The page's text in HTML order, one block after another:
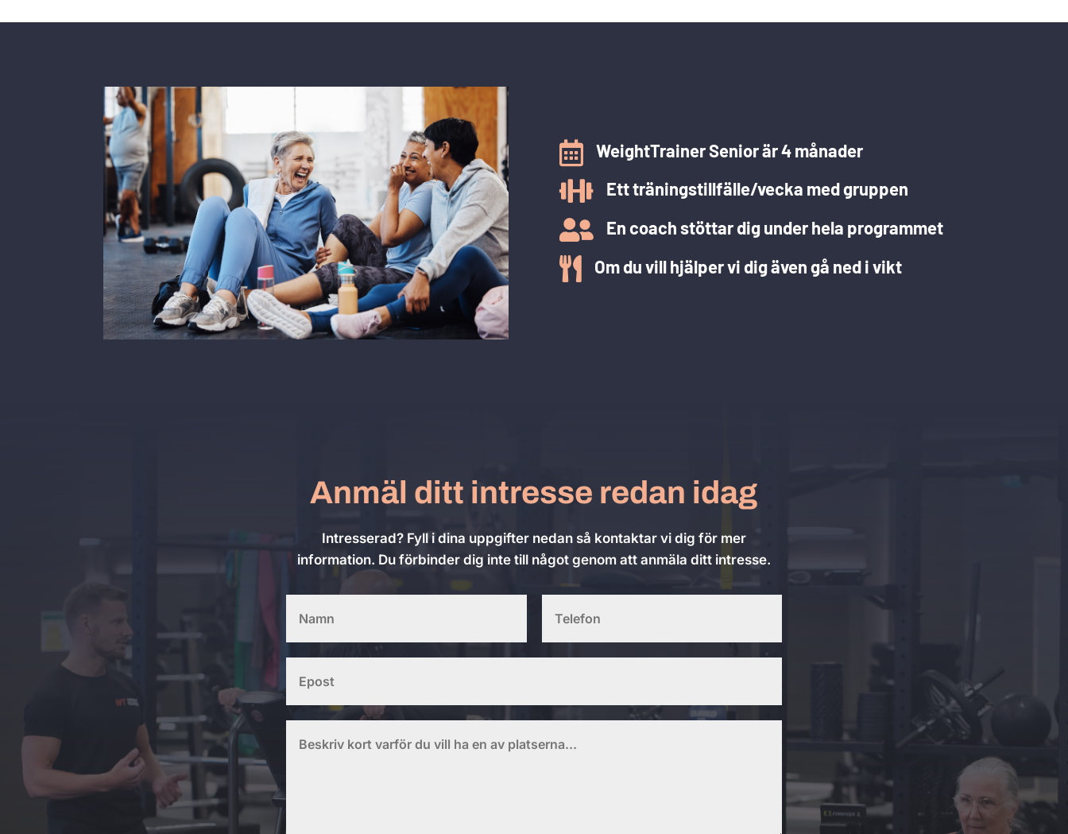
 WeightTrainer Senior är 4 månader
 Ett träningstillfälle/vecka med gruppen
 En coach stöttar dig under hela programmet
 Om du vill hjälper vi dig även gå ned i vikt
Anmäl ditt intresse redan idag
Intresserad? Fyll i dina uppgifter nedan så kontaktar vi dig för mer
information. Du förbinder dig inte till något genom att anmäla ditt intresse.